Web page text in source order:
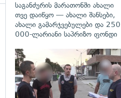
გადახედვა
საგანძურის მარათონში ახალი
თვე დაიწყო — ახალი შანსები,
ახალი გამარჯვებულები და 250
000-ლარიანი საპრიზო ფონდი